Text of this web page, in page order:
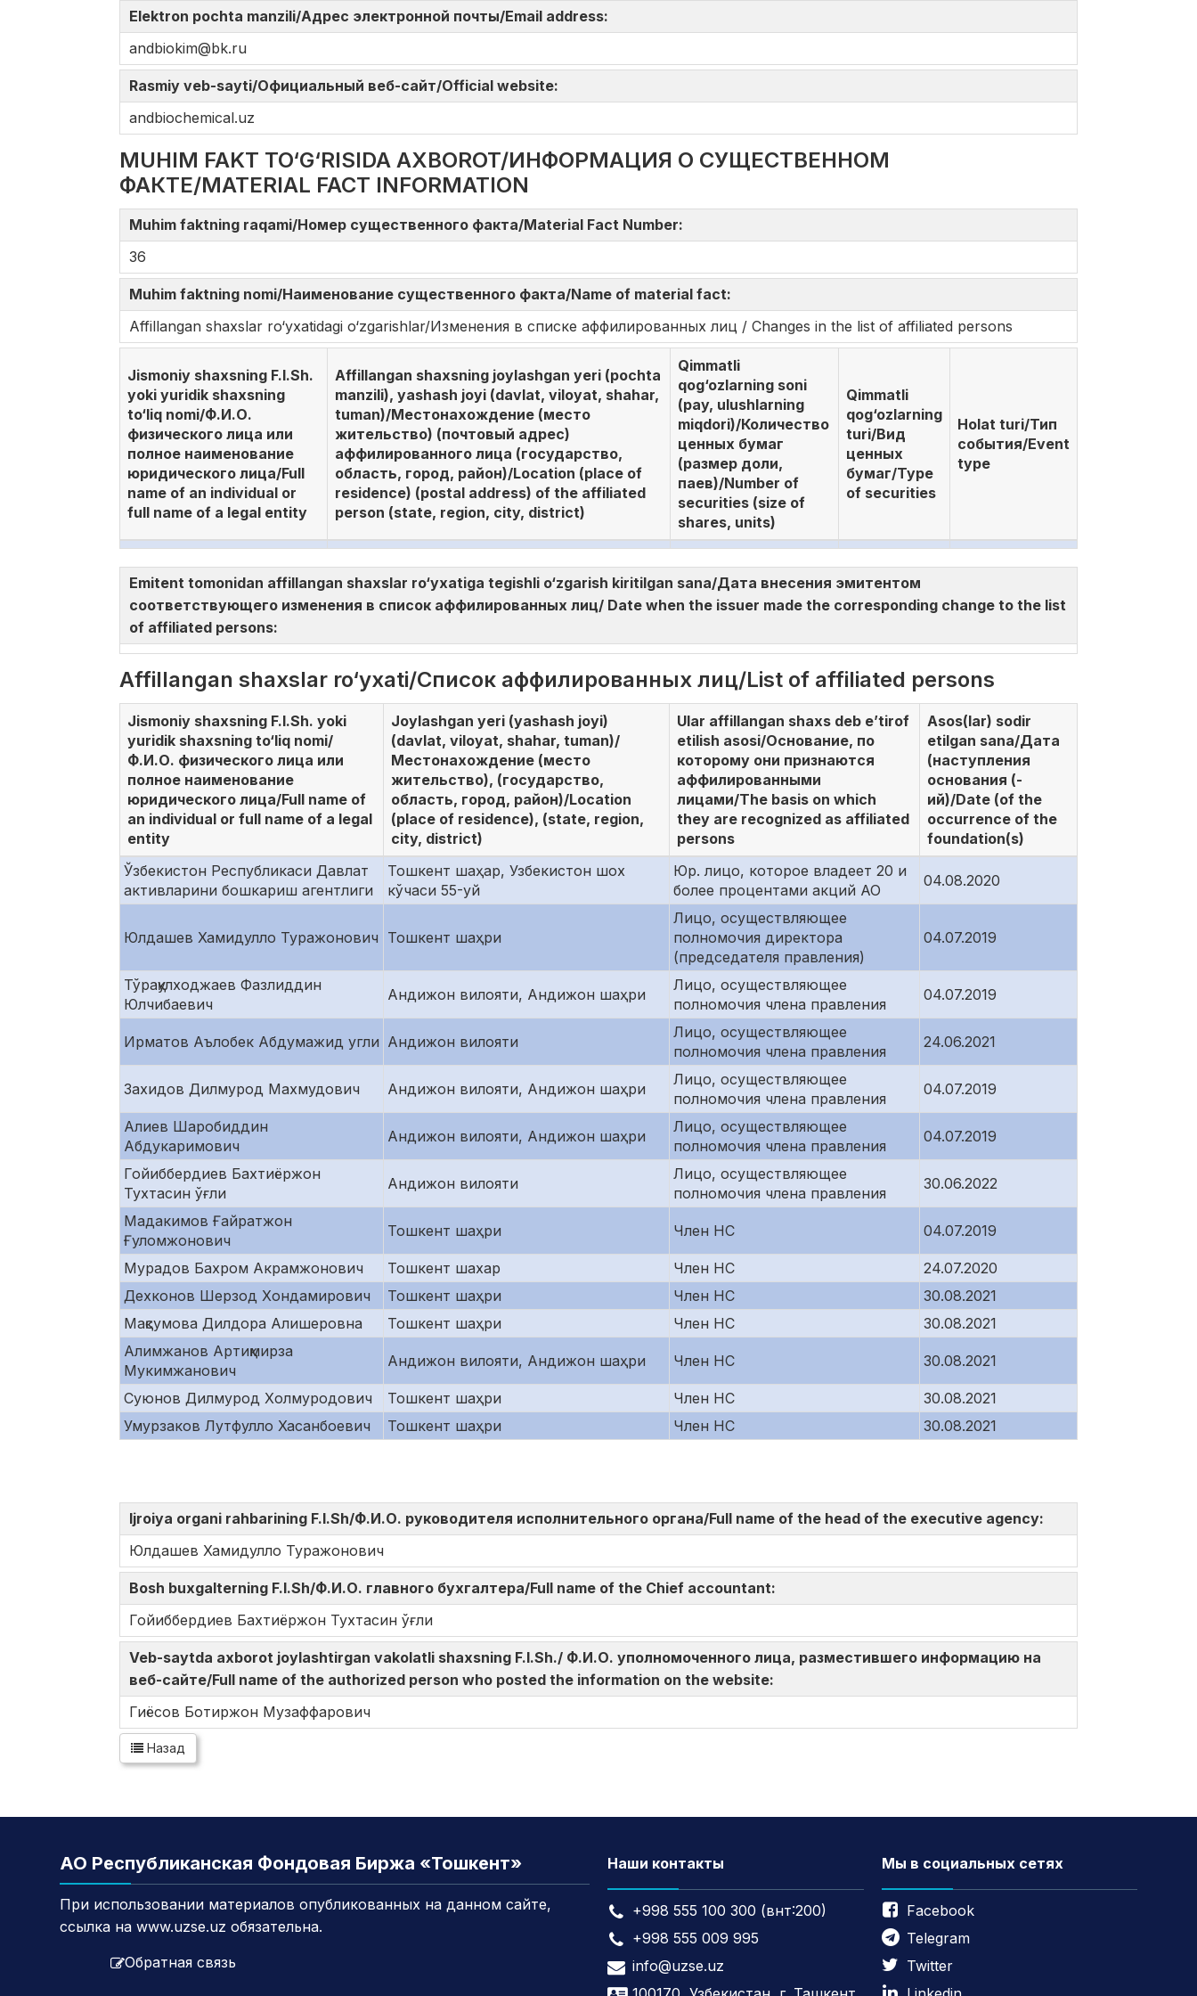
Elektron pochta manzili/Адрес электронной почты/Email address:
andbiokim@bk.ru
Rasmiy veb-sayti/Официальный веб-сайт/Official website:
andbiochemical.uz
MUHIM FAKT TO‘G‘RISIDA AXBOROT/ИНФОРМАЦИЯ О СУЩЕСТВЕННОМ
ФАКТЕ/MATERIAL FACT INFORMATION
Muhim faktning raqami/Номер существенного факта/Material Fact Number:
36
Muhim faktning nomi/Наименование существенного факта/Name of material fact:
Affillangan shaxslar ro‘yxatidagi o‘zgarishlar/Изменения в списке аффилированных лиц / Changes in the list of affiliated persons
Jismoniy shaxsning F.I.Sh.
yoki yuridik shaxsning
to‘liq nomi/Ф.И.О.
физического лица или
полное наименование
юридического лица/Full
name of an individual or
full name of a legal entity
Affillangan shaxsning joylashgan yeri (pochta
manzili), yashash joyi (davlat, viloyat, shahar,
tuman)/Местонахождение (место
жительство) (почтовый адрес)
аффилированного лица (государство,
область, город, район)/Location (place of
residence) (postal address) of the affiliated
person (state, region, city, district)
Qimmatli
qog‘ozlarning soni
(pay, ulushlarning
miqdori)/Количество
ценных бумаг
(размер доли,
паев)/Number of
securities (size of
shares, units)
Qimmatli
qog‘ozlarning
turi/Вид
ценных
бумаг/Type
of securities
Holat turi/Тип
события/Event
type
Emitent tomonidan affillangan shaxslar ro‘yxatiga tegishli o‘zgarish kiritilgan sana/Дата внесения эмитентом
соответствующего изменения в список аффилированных лиц/ Date when the issuer made the corresponding change to the list
of affiliated persons:
Affillangan shaxslar ro‘yxati/Список аффилированных лиц/List of affiliated persons
Jismoniy shaxsning F.I.Sh. yoki
yuridik shaxsning to‘liq nomi/
Ф.И.О. физического лица или
полное наименование
юридического лица/Full name of
an individual or full name of a legal
entity
Joylashgan yeri (yashash joyi)
(davlat, viloyat, shahar, tuman)/
Местонахождение (место
жительство), (государство,
область, город, район)/Location
(place of residence), (state, region,
city, district)
Ular affillangan shaxs deb e’tirof
etilish asosi/Основание, по
которому они признаются
аффилированными
лицами/The basis on which
they are recognized as affiliated
persons
Asos(lar) sodir
etilgan sana/Дата
(наступления
основания (-
ий)/Date (of the
occurrence of the
foundation(s)
Ўзбекистон Республикаси Давлат
активларини бошкариш агентлиги
Тошкент шаҳар, Узбекистон шох
кўчаси 55-уй
Юр. лицо, которое владеет 20 и
более процентами акций АО
04.08.2020
Юлдашев Хамидулло Туражонович Тошкент шаҳри
Лицо, осуществляющее
полномочия директора
(председателя правления)
04.07.2019
Тўрақулходжаев Фазлиддин
Юлчибаевич
Андижон вилояти, Андижон шаҳри
Лицо, осуществляющее
полномочия члена правления
04.07.2019
Ирматов Аълобек Абдумажид угли Андижон вилояти
Лицо, осуществляющее
полномочия члена правления
24.06.2021
Захидов Дилмурод Махмудович Андижон вилояти, Андижон шаҳри
Лицо, осуществляющее
полномочия члена правления
04.07.2019
Алиев Шаробиддин
Абдукаримович
Андижон вилояти, Андижон шаҳри
Лицо, осуществляющее
полномочия члена правления
04.07.2019
Гойиббердиев Бахтиёржон
Тухтасин ўғли
Андижон вилояти
Лицо, осуществляющее
полномочия члена правления
30.06.2022
Мадакимов Ғайратжон
Ғуломжонович
Тошкент шаҳри Член НС 04.07.2019
Мурадов Бахром Акрамжонович Тошкент шахар Член НС
24.07.2020
Дехконов Шерзод Хондамирович
Тошкент шаҳри Член НС
30.08.2021
Мақсумова Дилдора Алишеровна
Тошкент шаҳри Член НС
30.08.2021
Алимжанов Артиқмирза
Мукимжанович
Андижон вилояти, Андижон шаҳри Член НС 30.08.2021
Суюнов Дилмурод Холмуродович Тошкент шаҳри Член НС
30.08.2021
Умурзаков Лутфулло Хасанбоевич
Тошкент шаҳри Член НС 30.08.2021
Ijroiya organi rahbarining F.I.Sh/Ф.И.О. руководителя исполнительного органа/Full name of the head of the executive agency:
Юлдашев Хамидулло Туражонович
Bosh buxgalterning F.I.Sh/Ф.И.О. главного бухгалтера/Full name of the Chief accountant:
Гойиббердиев Бахтиёржон Тухтасин ўғли
Veb-saytda axborot joylashtirgan vakolatli shaxsning F.I.Sh./ Ф.И.О. уполномоченного лица, разместившего информацию на
веб-сайте/Full name of the authorized person who posted the information on the website:
Гиёсов Ботиржон Музаффарович
Назад
АО Республиканская Фондовая Биржа «Тошкент»
При использовании материалов опубликованных на данном сайте,
ссылка на www.uzse.uz обязательна.
Обратная связь
Наши контакты
+998 555 100 300 (внт:200)
+998 555 009 995
info@uzse.uz
Мы в социальных сетях
Facebook
Telegram
Twitter